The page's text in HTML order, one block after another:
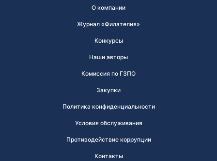
О компании
Журнал «Филателия»
Конкурсы
Наши авторы
Комиссия по ГЗПО
Закупки
Политика конфиденциальности
Условия обслуживания
Противодействие коррупции
Контакты